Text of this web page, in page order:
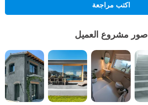
اكتب مراجعة
صور مشروع العميل